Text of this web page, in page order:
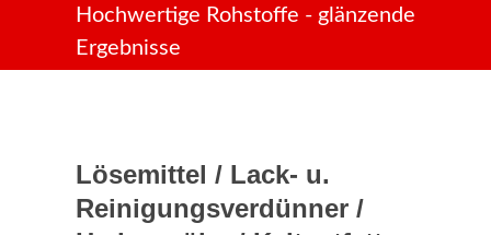
Hochwertige Rohstoffe - glänzende
Ergebnisse
Lösemittel / Lack- u.
Reinigungsverdünner /